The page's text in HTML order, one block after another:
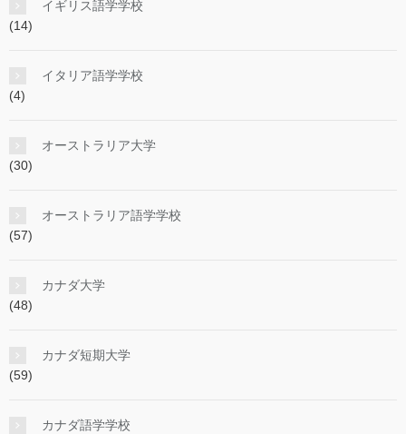
イギリス語学学校
(14)
イタリア語学学校
(4)
オーストラリア大学
(30)
オーストラリア語学学校
(57)
カナダ大学
(48)
カナダ短期大学
(59)
カナダ語学学校